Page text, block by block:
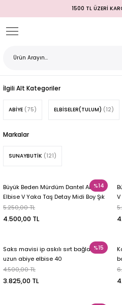
1500 TL ÜZERİ
Geri Dön
Geri Dön
Geri Dön
Geri Dön
Geri Dön
Geri Dön
Geri Dön
İlgili Alt Kategoriler
ABİYE (75) ELBİSELER(TULUM) (12)
Markalar
SUNAYBUTİK (121)
%14
Büyük Beden Mürdüm Dantel Abiye
Elbise V Yaka Taş Detay Midi Boy Şık
Davet Elbisesi 52
5.250,00 TL
4.500,00 TL
V
%15
Saks mavisi ip askılı sırt bağlamalı
uzun abiye elbise 40
4.500,00 TL
3.825,00 TL